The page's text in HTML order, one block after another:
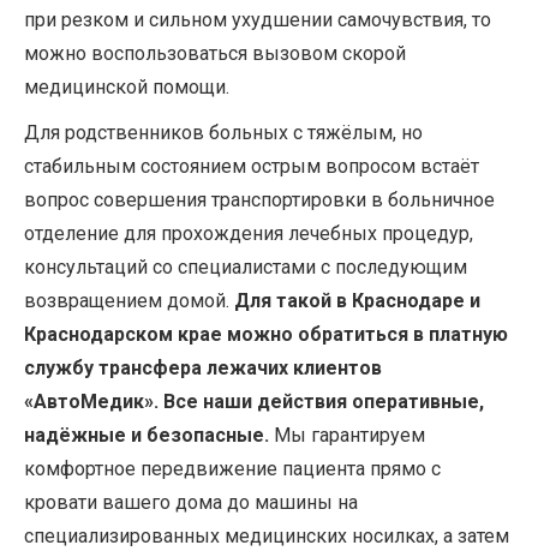
при резком и сильном ухудшении самочувствия, то
можно воспользоваться вызовом скорой
медицинской помощи.
Для родственников больных с тяжёлым, но
стабильным состоянием острым вопросом встаёт
вопрос совершения транспортировки в больничное
отделение для прохождения лечебных процедур,
консультаций со специалистами с последующим
возвращением домой. Для такой в Краснодаре и
Краснодарском крае можно обратиться в платную
службу трансфера лежачих клиентов
«АвтоМедик». Все наши действия оперативные,
надёжные и безопасные. Мы гарантируем
комфортное передвижение пациента прямо с
кровати вашего дома до машины на
специализированных медицинских носилках, а затем